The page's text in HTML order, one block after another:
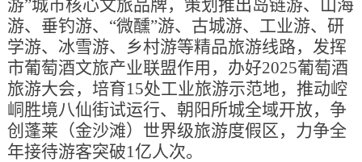
游”城市核心文旅品牌，策划推出岛链游、山海
游、垂钓游、“微醺”游、古城游、工业游、研
学游、冰雪游、乡村游等精品旅游线路，发挥
市葡萄酒文旅产业联盟作用，办好2025葡萄酒
旅游大会，培育15处工业旅游示范地，推动崆
峒胜境八仙街试运行、朝阳所城全域开放，争
创蓬莱（金沙滩）世界级旅游度假区，力争全
年接待游客突破1亿人次。